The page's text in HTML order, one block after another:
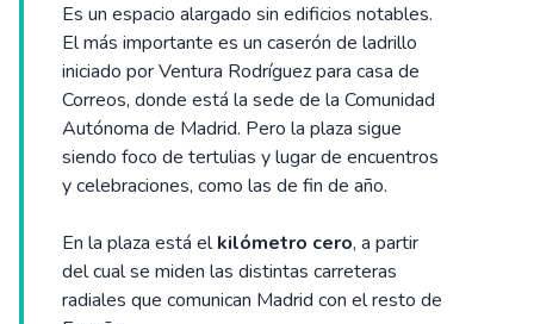
Es un espacio alargado sin edificios notables.
El más importante es un caserón de ladrillo
iniciado por Ventura Rodríguez para casa de
Correos, donde está la sede de la Comunidad
Autónoma de Madrid. Pero la plaza sigue
siendo foco de tertulias y lugar de encuentros
y celebraciones, como las de fin de año.
En la plaza está elkilómetro cero, a partir
del cual se miden las distintas carreteras
radiales que comunican Madrid con el resto de